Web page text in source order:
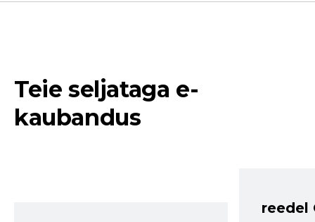
Teie seljataga e-
kaubandus
reedel